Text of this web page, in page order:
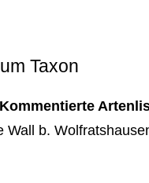
Taxon
Wall b.